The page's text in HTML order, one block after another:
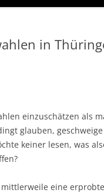
in
einzuschätzen als
glauben,
keiner lesen, was
eine